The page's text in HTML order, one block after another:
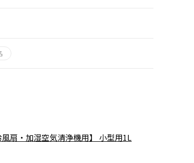
扇・加湿空気清浄機用】 小型用1L